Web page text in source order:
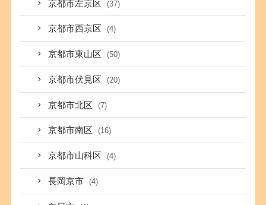
京都市左京区 (37)
京都市西京区 (4)
京都市東山区 (50)
京都市伏見区 (20)
京都市北区 (7)
京都市南区 (16)
京都市山科区 (4)
長岡京市 (4)